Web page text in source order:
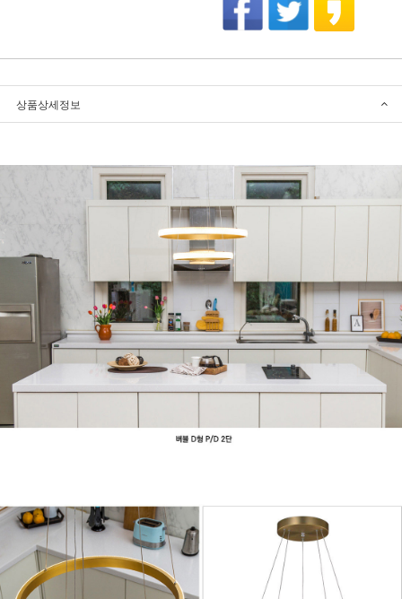
상품상세정보